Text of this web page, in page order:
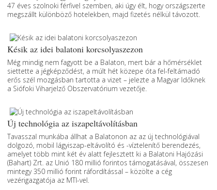
47 éves szolnoki férfivel szemben, aki úgy élt, hogy országszerte
megszállt különböző hotelekben, majd fizetés nélkül távozott.
Késik az idei balatoni korcsolyaszezon
Még mindig nem fagyott be a Balaton, mert bár a hőmérséklet
siettette a jégképződést, a múlt hét közepe óta fel-feltámadó
erős szél mozgásban tartotta a vizet – jelezte a Magyar Időknek
a Siófoki Viharjelző Obszervatórium vezetője.
Új technológia az iszapeltávolításban
Tavasszal munkába állhat a Balatonon az az új technológiával
dolgozó, mobil lágyiszap-eltávolító és -víztelenítő berendezés,
amelyet több mint két év alatt fejlesztett ki a Balatoni Hajózási
(Bahart) Zrt. az Unió 180 millió forintos támogatásával, összesen
mintegy 350 millió forint ráfordítással – közölte a cég
vezérigazgatója az MTI-vel.